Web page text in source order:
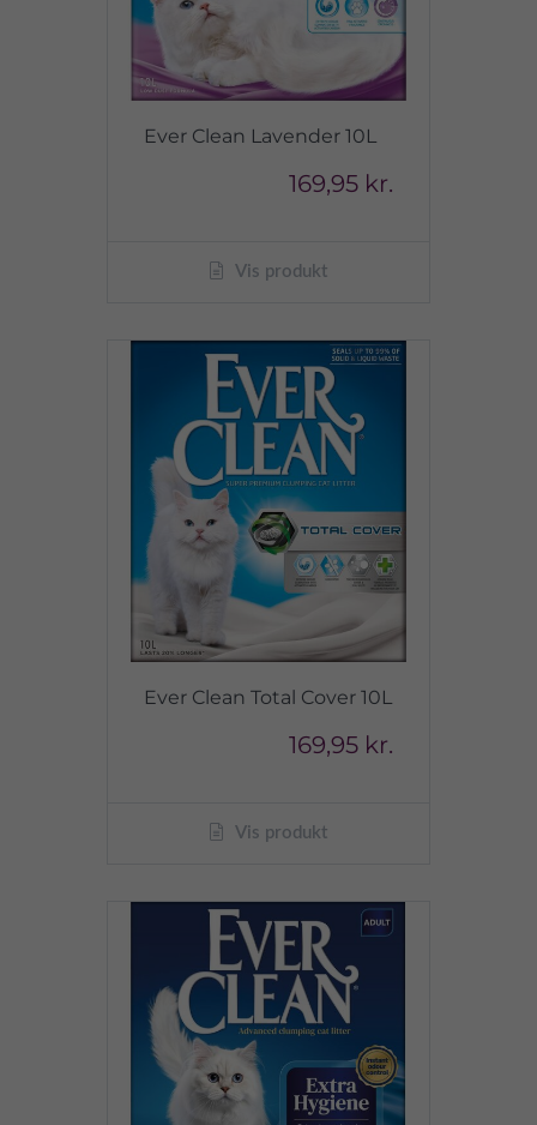
Ever Clean Lavender 10L
169,95 kr.
Vis produkt
Ever Clean Total Cover 10L
169,95 kr.
Vis produkt